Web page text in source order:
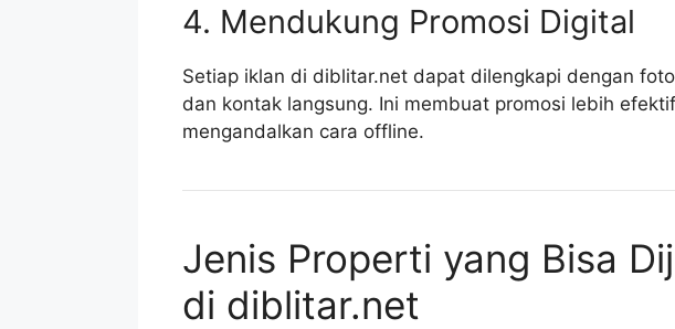
4. Mendukung Promosi Digital
Setiap iklan di diblitar.net dapat dilengkapi dengan
dan kontak langsung. Ini membuat promosi lebih
mengandalkan cara offline.
Jenis Properti yang Bisa
di diblitar.net